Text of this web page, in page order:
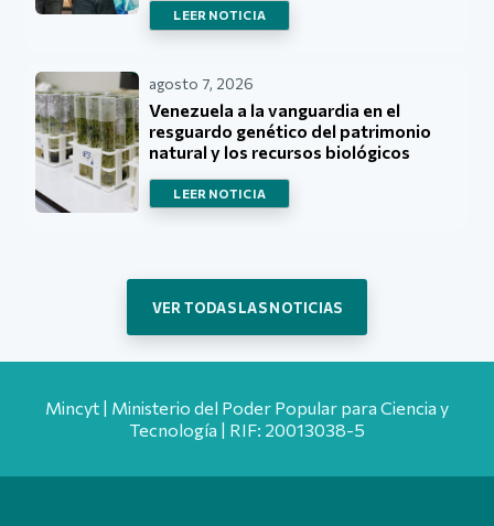
LEER NOTICIA
agosto 7, 2026
Venezuela a la vanguardia en el
resguardo genético del patrimonio
natural y los recursos biológicos
LEER NOTICIA
VER TODAS LAS NOTICIAS
Mincyt | Ministerio del Poder Popular para Ciencia y
Tecnología | RIF: 20013038-5